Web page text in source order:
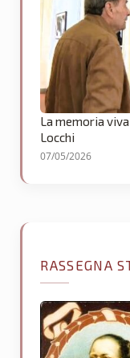
La memoria
Locchi
07/05/2026
RASSEGNA